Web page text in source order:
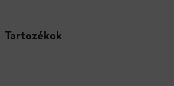
Tartozékok